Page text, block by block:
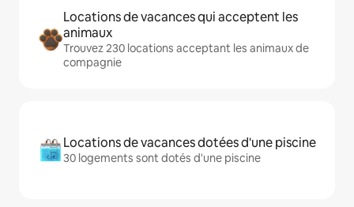
Locations de vacances qui acceptent les
animaux
Trouvez 230 locations acceptant les animaux de
compagnie
Locations de vacances dotées d'une piscine
30 logements sont dotés d'une piscine